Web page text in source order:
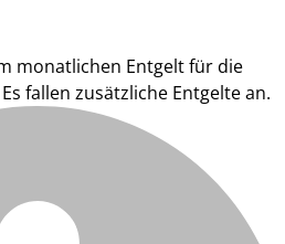
monatlichen Entgelt für die
fallen zusätzliche Entgelte an.